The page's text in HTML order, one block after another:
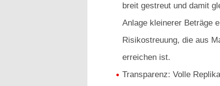
breit gestreut und damit
Anlage kleinerer Beträge
Risikostreuung, die aus
erreichen ist.
Transparenz: Volle